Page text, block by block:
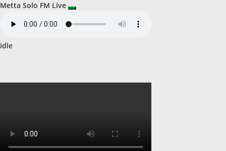
Metta Solo FM Live
idle